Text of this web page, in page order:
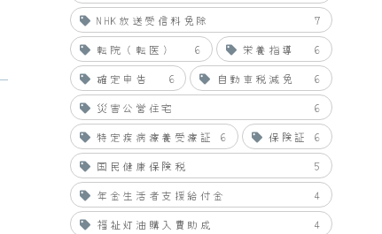
NHK放送受信料免除
7
転院（転医）
6 栄養指導
6
確定申告
6 自動車税減免
6
災害公営住宅
6
特定疾病療養受療証
6 保険証
6
国民健康保険税
5
年金生活者支援給付金
4
福祉灯油購入費助成
4